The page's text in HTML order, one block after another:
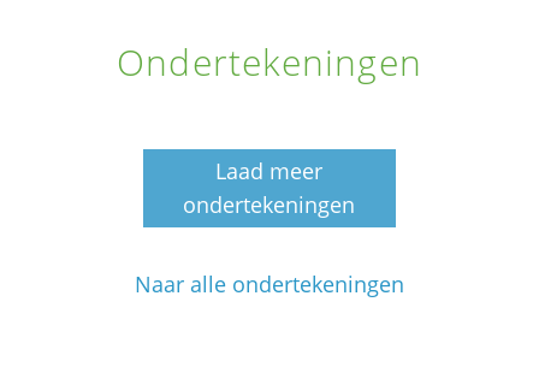
Ondertekeningen
Laad meer
ondertekeningen
Naar alle ondertekeningen